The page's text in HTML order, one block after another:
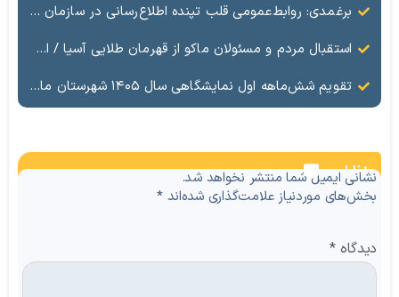
برغمدی: روابط‌عمومی قلب تپنده اطلاع‌رسانی در سازمان منطقه آزاد ماکو است
استقبال مردم و مسئولان ماکو از قهرمان طلایی آسیا / ادای احترام ابوالفضل پیشه‌ور به شهدای گمنام
تقویم شش‌ماهه اول نمایشگاهی سال ۱۴۰۵ شهرستان ماکو
نظرات
نشانی ایمیل شما منتشر نخواهد شد.
بخش‌های موردنیاز علامت‌گذاری شده‌اند*
دیدگاه*